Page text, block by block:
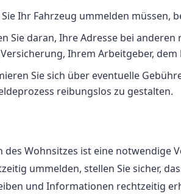
Ihr Fahrzeug ummelden müssen,
Sie daran, Ihre Adresse bei
Ihrem Arbeitgeber,
Sie sich über eventuelle
reibungslos zu gestalten.
des Wohnsitzes ist eine notwendige
ummelden, stellen Sie sicher,
und Informationen rechtzeitig